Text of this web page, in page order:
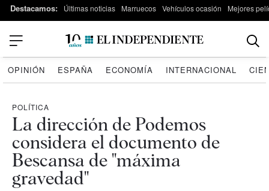
Destacamos: Últimas noticias Marruecos Vehículos ocasión Mejores
OPINIÓN ESPAÑA ECONOMÍA INTERNACIONAL
POLÍTICA
La dirección de Podemos
considera el documento de
Bescansa de "máxima
gravedad"